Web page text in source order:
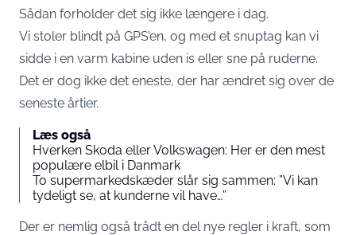
Sådan forholder det sig ikke længere i dag.
Vi stoler blindt på GPS’en, og med et snuptag kan vi
sidde i en varm kabine uden is eller sne på ruderne.
Det er dog ikke det eneste, der har ændret sig over de
seneste årtier.
Læs også
Hverken Skoda eller Volkswagen: Her er den mest
populære elbil i Danmark
To supermarkedskæder slår sig sammen: ”Vi kan
tydeligt se, at kunderne vil have…”
Der er nemlig også trådt en del nye regler i kraft, som